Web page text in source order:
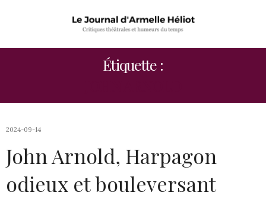
Étiquette :
2024-09-14
John Arnold, Harpagon
odieux et bouleversant